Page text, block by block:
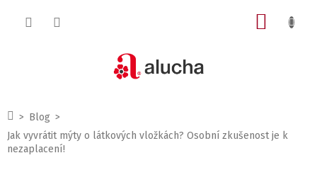
DomůBlog
Jak vyvrátit mýty o látkových vložkách? Osobní zkušenost je k
nezaplacení!